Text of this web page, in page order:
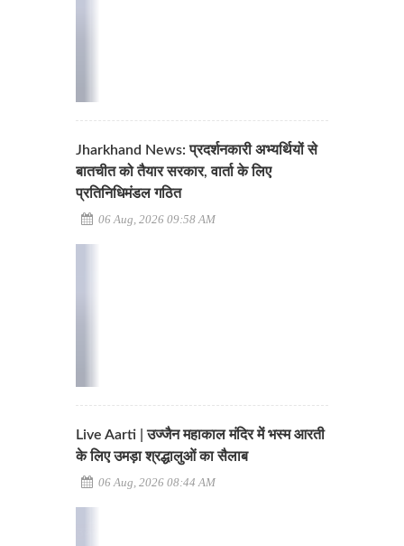
Jharkhand News: प्रदर्शनकारी अभ्यर्थियों से
बातचीत को तैयार सरकार, वार्ता के लिए
प्रतिनिधिमंडल गठित
06 Aug, 2026 09:58 AM
Live Aarti | उज्जैन महाकाल मंदिर में भस्म आरती
के लिए उमड़ा श्रद्धालुओं का सैलाब
06 Aug, 2026 08:44 AM